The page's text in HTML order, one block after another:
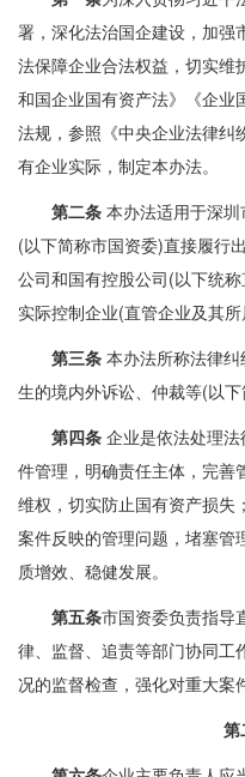
署，深化法治国企建设，加强
法保障企业合法权益，切实维
和国企业国有资产法》《企业
法规，参照《中央企业法律纠
有企业实际，制定本办法。
第二条 本办法适用于深
(以下简称市国资委)直接履行
公司和国有控股公司(以下统
实际控制企业(直管企业及其所
第三条 本办法所称法律
生的境内外诉讼、仲裁等(以下
第四条 企业是依法处理
件管理，明确责任主体，完善
维权，切实防止国有资产损失
案件反映的管理问题，堵塞管
质增效、稳健发展。
第五条市国资委负责指导
律、监督、追责等部门协同工
况的监督检查，强化对重大案
第